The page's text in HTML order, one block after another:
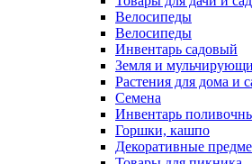
Велосипеды
Велосипеды
Инвентарь садовый
Земля и
Растения для дома и
Семена
Инвентарь
Горшки, кашпо
Декоративные